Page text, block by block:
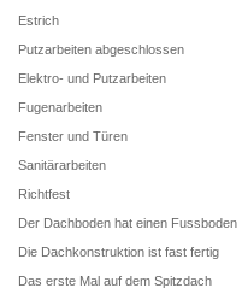
Estrich
Putzarbeiten abgeschlossen
Elektro- und Putzarbeiten
Fugenarbeiten
Fenster und Türen
Sanitärarbeiten
Richtfest
Der Dachboden hat einen Fussboden
Die Dachkonstruktion ist fast fertig
Das erste Mal auf dem Spitzdach